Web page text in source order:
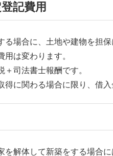
記費用
る場合に、土地や建物を担
用は変わります。
＋司法書士報酬です。
得に関わる場合に限り、借
を解体して新築をする場合